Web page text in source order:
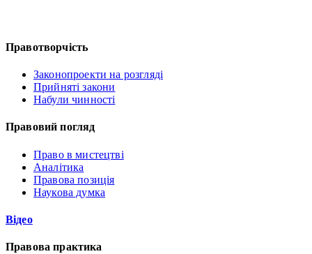
Правотворчість
Законопроекти на розгляді
Прийняті закони
Набули чинності
Правовий погляд
Право в мистецтві
Аналітика
Правова позиція
Наукова думка
Відео
Правова практика